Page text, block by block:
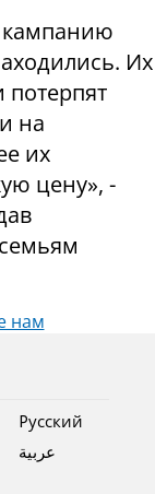
кампанию
Их
на
их
цену», -
нам
Pусский
عربية